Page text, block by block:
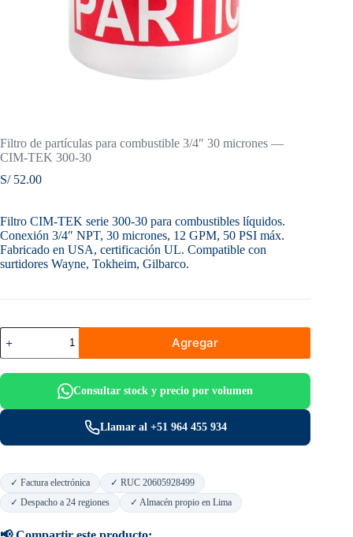
Filtro de partículas para combustible 3/4″ 30 micrones —
CIM-TEK 300-30
S/52.00
Filtro CIM-TEK serie 300-30 para combustibles líquidos.
Conexión 3/4″ NPT, 30 micrones, 12 GPM, 50 PSI máx.
Fabricado en USA, certificación UL. Compatible con
surtidores Wayne, Tokheim, Gilbarco.
Filtro
de
partículas
para
combustible
30
—
300-
30
cantidad
Agregar
Consultar stock y precio por volumen
Llamar al +51 964 455 934
✓ Factura electrónica
✓ RUC 20605928499
✓ Despacho a 24 regiones
✓ Almacén propio en Lima